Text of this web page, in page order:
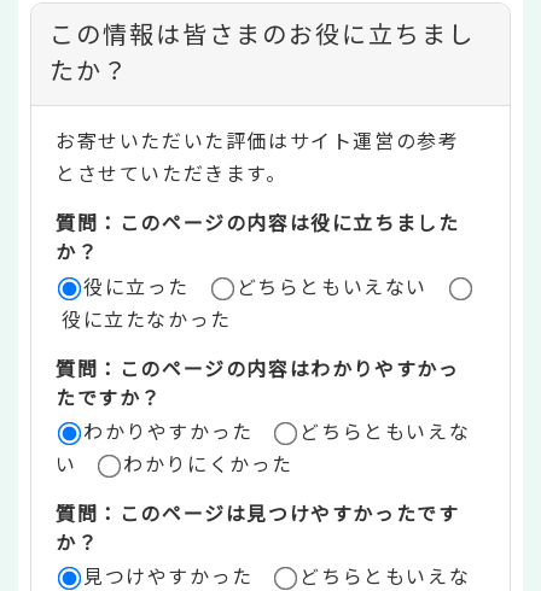
コ
ン
テ
ン
ツ
評
価
リ
ア
この情報は皆さまのお役に立ちまし
たか？
お寄せいただいた評価はサイト運営の参考
とさせていただきます。
質問：このページの内容は役に立ちました
か？
役に立った
どちらともいえない
役に立たなかった
質問：このページの内容はわかりやすかっ
たですか？
わかりやすかった
どちらともいえな
い
わかりにくかった
質問：このページは見つけやすかったです
か？
見つけやすかった
どちらともいえな